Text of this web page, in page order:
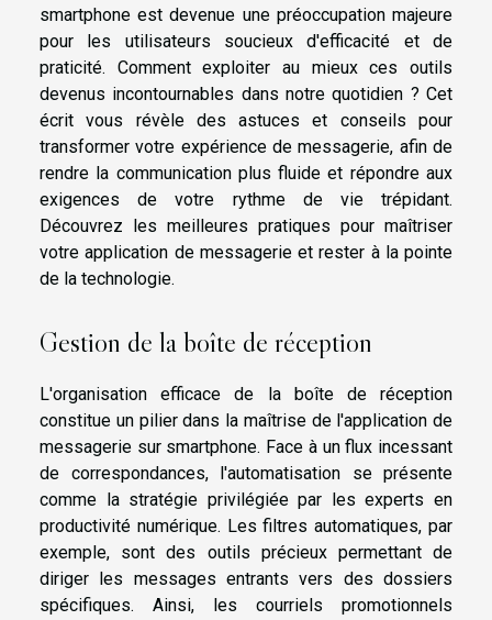
smartphone est devenue une préoccupation majeure
pour les utilisateurs soucieux d'efficacité et de
praticité. Comment exploiter au mieux ces outils
devenus incontournables dans notre quotidien ? Cet
écrit vous révèle des astuces et conseils pour
transformer votre expérience de messagerie, afin de
rendre la communication plus fluide et répondre aux
exigences de votre rythme de vie trépidant.
Découvrez les meilleures pratiques pour maîtriser
votre application de messagerie et rester à la pointe
de la technologie.
Gestion de la boîte de réception
L'organisation efficace de la boîte de réception
constitue un pilier dans la maîtrise de l'application de
messagerie sur smartphone. Face à un flux incessant
de correspondances, l'automatisation se présente
comme la stratégie privilégiée par les experts en
productivité numérique. Les filtres automatiques, par
exemple, sont des outils précieux permettant de
diriger les messages entrants vers des dossiers
spécifiques. Ainsi, les courriels promotionnels